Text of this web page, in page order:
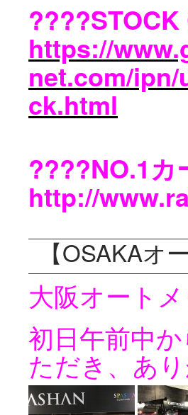
????STOCK
https://
net.com/ipn/
ck.html
????NO.1カ
http://
【OSAKAオ
大阪オート
初日午前中
ただき、あ